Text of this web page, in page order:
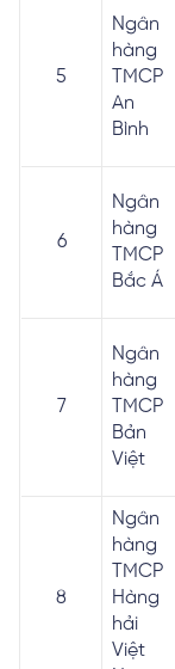
5
Ngân
hàng
TMCP
An
Bình
6
Ngân
hàng
TMCP
Bắc Á
7
Ngân
hàng
TMCP
Bản
Việt
8
Ngân
hàng
TMCP
Hàng
hải
Việt